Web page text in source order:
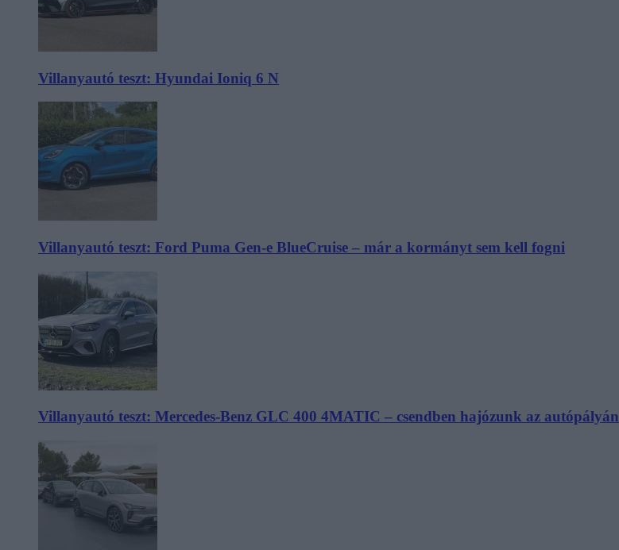
Villanyautó teszt: Hyundai Ioniq 6 N
Villanyautó teszt: Ford Puma Gen-e BlueCruise – már a kormányt sem kell fogni
Villanyautó teszt: Mercedes-Benz GLC 400 4MATIC – csendben hajózunk az autópályán